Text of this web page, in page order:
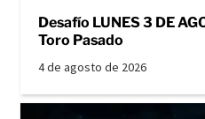
Desafío LUNES 3 DE
Toro Pasado
4 de agosto de 2026